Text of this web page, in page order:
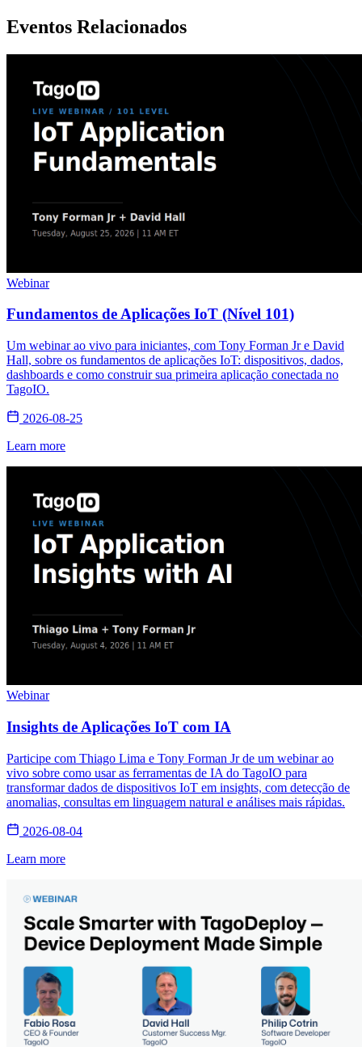
Eventos Relacionados
Webinar
Fundamentos de Aplicações IoT (Nível 101)
Um webinar ao vivo para iniciantes, com Tony Forman Jr e David
Hall, sobre os fundamentos de aplicações IoT: dispositivos, dados,
dashboards e como construir sua primeira aplicação conectada no
TagoIO.
2026-08-25
Learn more
Webinar
Insights de Aplicações IoT com IA
Participe com Thiago Lima e Tony Forman Jr de um webinar ao
vivo sobre como usar as ferramentas de IA do TagoIO para
transformar dados de dispositivos IoT em insights, com detecção de
anomalias, consultas em linguagem natural e análises mais rápidas.
2026-08-04
Learn more